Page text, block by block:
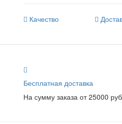
Качество
Бесплатная доставка
На сумму заказа от 25000